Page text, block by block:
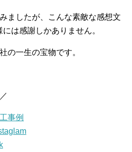
ましたが、こんな素敵な感想文
は感謝しかありません。
の一生の宝物です。
事例